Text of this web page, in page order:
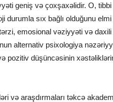
geniş və çoxşaxəlidir. O,
durumla sıx bağlı olduğunu
emosional vəziyyəti və
alternativ psixologiya
pozitiv düşüncəsinin xəstəliklərin
və araşdırmaları təkcə